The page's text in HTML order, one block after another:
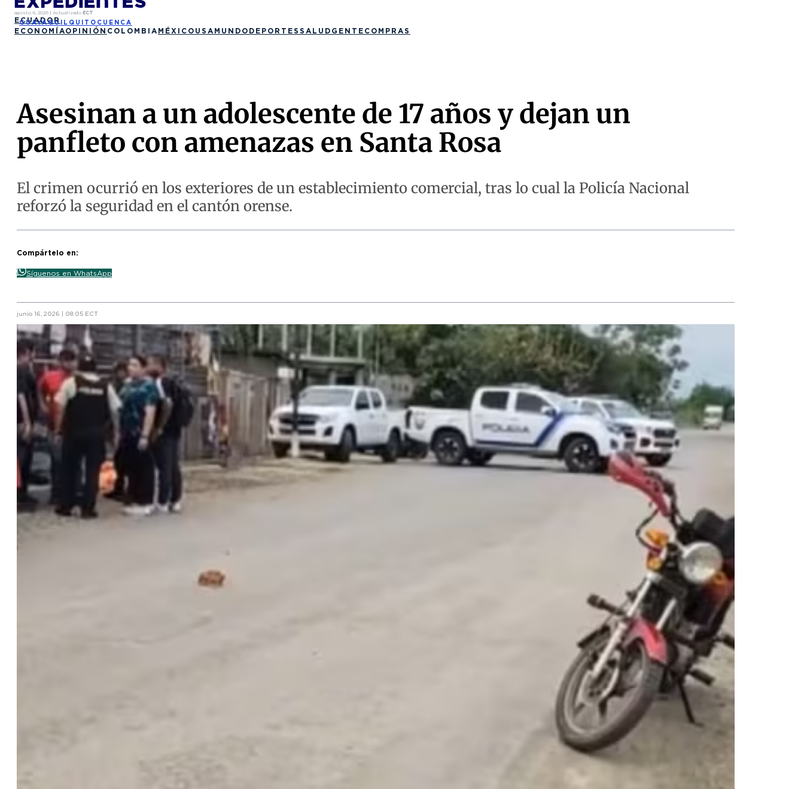
agosto 6, 2026 | Actualizado ECT
ECUADOR
GUAYAQUIL QUITO CUENCA
ECONOMÍAOPINIÓN COLOMBIA MÉXICO USA MUNDO DEPORTES SALUD GENTE COMPRAS
Asesinan a un adolescente de 17 años y dejan un
panfleto con amenazas en Santa Rosa
El crimen ocurrió en los exteriores de un establecimiento comercial, tras lo cual la Policía Nacional
reforzó la seguridad en el cantón orense.
Compártelo en:
Síguenos en WhatsApp
junio 16, 2026 | 08:05 ECT